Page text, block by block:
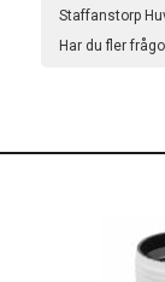
Staffanstorp
Har du fler